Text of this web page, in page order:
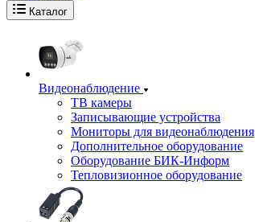
Каталог
Видеонаблюдение
ТВ камеры
Записывающие устройства
Мониторы для видеонаблюдения
Дополнительное оборудование
Оборудование БИК-Информ
Тепловизионное оборудование